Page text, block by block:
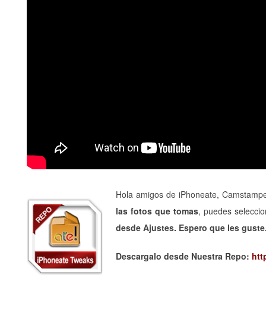
Hola amigos de iPhoneate,
las fotos que tomas, puedes
desde Ajustes. Espero que les
Descargalo desde Nuestra Repo: